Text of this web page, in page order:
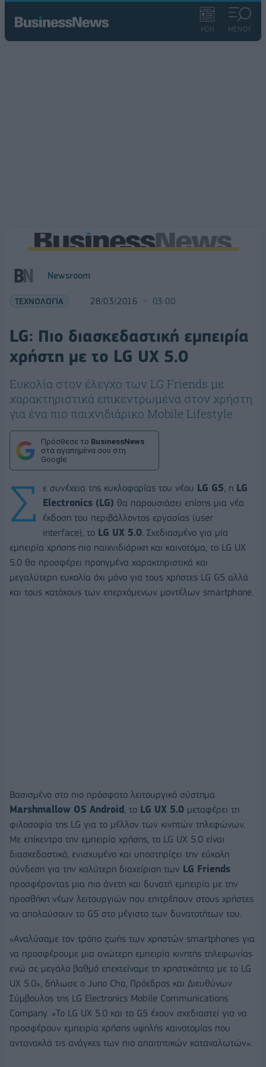
ΡΟΗ ΜΕΝΟΥ
Newsroom
ΤΕΧΝΟΛΟΓΙΑ 28/03/2016 03:00
LG: Πιο διασκεδαστική εμπειρία
χρήστη με το LG UX 5.0
Ευκολία στον έλεγχο των LG Friends με
χαρακτηριστικά επικεντρωμένα στον χρήστη
για ένα πιο παιχνιδιάρικο Mobile Lifestyle
Πρόσθεσε το BusinessNews
στα αγαπημένα σου στη
Google
Σ ε συνέχεια της κυκλοφορίας του νέου LG G5 , η LG
Electronics (LG) θα παρουσιάσει επίσης μια νέα
έκδοση του περιβάλλοντος εργασίας (user
interface), το LG UX 5.0. Σχεδιασμένο για μία
εμπειρία χρήσης πιο παιχνιδιάρικη και καινοτόμα, το LG UX
5.0 θα προσφέρει προηγμένα χαρακτηριστικά και
μεγαλύτερη ευκολία όχι μόνο για τους χρήστες LG G5 αλλά
και τους κατόχους των επερχόμενων μοντέλων smartphone.
Βασισμένο στο πιο πρόσφατο λειτουργικό σύστημα
Marshmallow OS Android , το LG UX 5.0 μεταφέρει τη
φιλοσοφία της LG για το μέλλον των κινητών τηλεφώνων.
Με επίκεντρο την εμπειρία χρήσης, το LG UX 5.0 είναι
διασκεδαστικό, ενισχυμένο και υποστηρίζει την εύκολη
σύνδεση για την καλύτερη διαχείριση των LG Friends
προσφέροντας μια πιο άνετη και δυνατή εμπειρία με την
προσθήκη νέων λειτουργιών που επιτρέπουν στους χρήστες
να απολαύσουν το G5 στο μέγιστο των δυνατοτήτων του.
«Αναλύσαμε τον τρόπο ζωής των χρηστών smartphones για
να προσφέρουμε μια ανώτερη εμπειρία κινητής τηλεφωνίας
ενώ σε μεγάλο βαθμό επεκτείναμε τη χρηστικότητα με το LG
UX 5.0», δήλωσε ο Juno Cho, Πρόεδρος και Διευθύνων
Σύμβουλος της LG Electronics Mobile Communications
Company. «Το LG UX 5.0 και το G5 έχουν σχεδιαστεί για να
προσφέρουν εμπειρία χρήσης υψηλής καινοτομίας που
αντανακλά τις ανάγκες των πιο απαιτητικών καταναλωτών».